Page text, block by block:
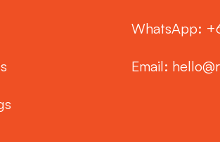
WhatsApp:
Email: